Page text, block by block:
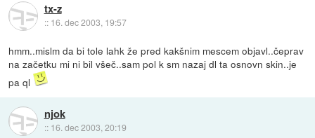
tx-z
:: 16. dec 2003, 19:57
hmm..mislm da bi tole lahk že pred kakšnim mescem objavl..čeprav
na začetku mi ni bil všeč..sam pol k sm nazaj dl ta osnovn skin..je
pa ql
njok
:: 16. dec 2003, 20:19